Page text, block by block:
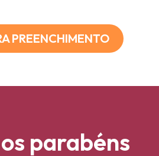
PREENCHIMENTO
parabéns